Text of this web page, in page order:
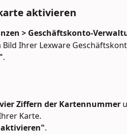
aktivieren
> Geschäftskonto-
Bild Ihrer Lexware
.
Ziffern der Kartennummer
Karte.
aktivieren".